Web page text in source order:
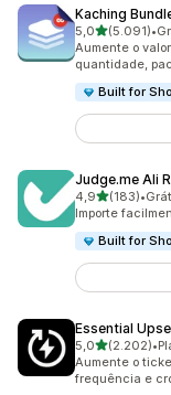
Kaching
5,0de 5 estrelas
(5.091)
5091 •
Aumente o
quantidade,
Built for
Judge.me Ali
4,9de 5(183)
183 avaliações
•
Importe
Built for
Essential
5,0de 5 estrelas
(2.202)
2202 •
Aumente o
frequência e